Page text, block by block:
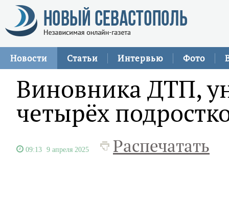
Новости Статьи Интервью Фото
Виновника ДТП,
четырёх
09:13 9 апреля 2025 Распечатать